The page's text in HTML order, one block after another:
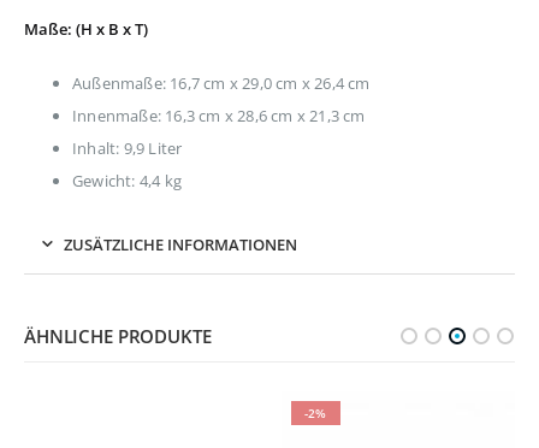
Maße: (H x B x T)
Außenmaße: 16,7 cm x 29,0 cm x 26,4 cm
Innenmaße: 16,3 cm x 28,6 cm x 21,3 cm
Inhalt: 9,9 Liter
Gewicht: 4,4 kg
ZUSÄTZLICHE INFORMATIONEN
ÄHNLICHE PRODUKTE
-2%